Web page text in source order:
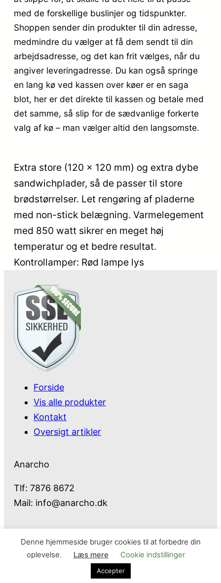
med de forskellige buslinjer og tidspunkter.
Shoppen sender din produkter til din adresse,
medmindre du vælger at få dem sendt til din
arbejdsadresse, og det kan frit vælges, når du
angiver leveringadresse. Du kan også springe
en lang kø ved kassen over køer er en saga
blot, her er det direkte til kassen og betale med
det samme, så slip for de sædvanlige forkerte
valg af kø – man vælger altid den langsomste.
Extra store (120 x 120 mm) og extra dybe
sandwichplader, så de passer til store
brødstørrelser. Let rengøring af pladerne
med non-stick belægning. Varmelegement
med 850 watt sikrer en meget høj
temperatur og et bedre resultat.
Kontrollamper: Rød lampe lys
Forside
Vis alle produkter
Kontakt
Oversigt artikler
Anarcho
Tlf: 7876 8672
Mail: info@anarcho.dk
Anarcho – alt i Hårde Hvidevarer
Cookie- og privatlivspolitik Kontakt
Denne hjemmeside bruger cookies til at forbedre din
oplevelse.
Læs mere Cookie indstillinger
Accepter